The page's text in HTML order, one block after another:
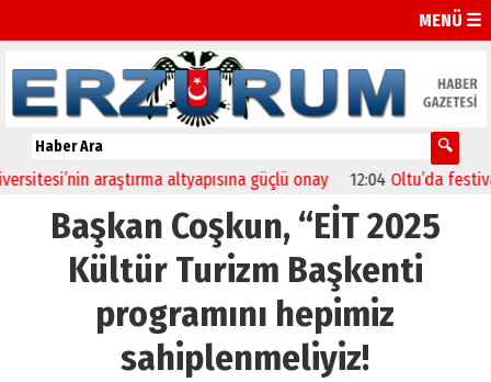
MENÜ ☰
araştırma altyapısına güçlü onay 12:04 Oltu’da festival
Başkan Coşkun, “EİT 2025
Kültür Turizm Başkenti
programını hepimiz
sahiplenmeliyiz!